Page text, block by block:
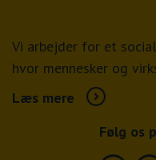
Vi arbejder for et
hvor mennesker og
Læs mere
Følg os